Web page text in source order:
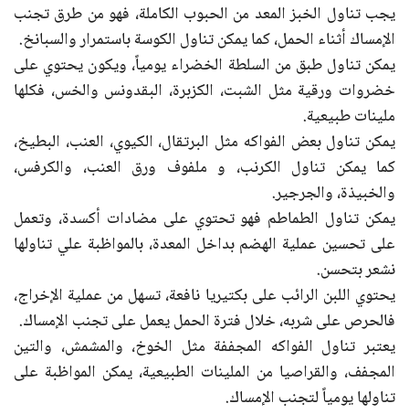
يجب تناول الخبز المعد من الحبوب الكاملة، فهو من طرق تجنب
الإمساك أثناء الحمل، كما يمكن تناول الكوسة باستمرار والسبانخ.
يمكن تناول طبق من السلطة الخضراء يومياً، ويكون يحتوي على
خضروات ورقية مثل الشبت، الكزبرة، البقدونس والخس، فكلها
ملينات طبيعية.
يمكن تناول بعض الفواكه مثل البرتقال، الكيوي، العنب، البطيخ،
كما يمكن تناول الكرنب، و ملفوف ورق العنب، والكرفس،
والخبيذة، والجرجير.
يمكن تناول الطماطم فهو تحتوي على مضادات أكسدة، وتعمل
على تحسين عملية الهضم بداخل المعدة، بالمواظبة علي تناولها
نشعر بتحسن.
يحتوي اللبن الرائب على بكتيريا نافعة، تسهل من عملية الإخراج،
فالحرص على شربه، خلال فترة الحمل يعمل على تجنب الإمساك.
يعتبر تناول الفواكه المجففة مثل الخوخ، والمشمش، والتين
المجفف، والقراصيا من الملينات الطبيعية، يمكن المواظبة على
تناولها يومياً لتجنب الإمساك.